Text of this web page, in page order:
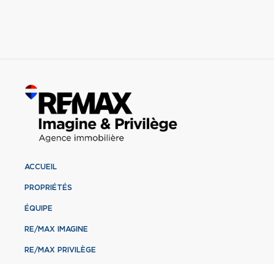
ACCUEIL
PROPRIÉTÉS
ÉQUIPE
RE/MAX IMAGINE
RE/MAX PRIVILÈGE